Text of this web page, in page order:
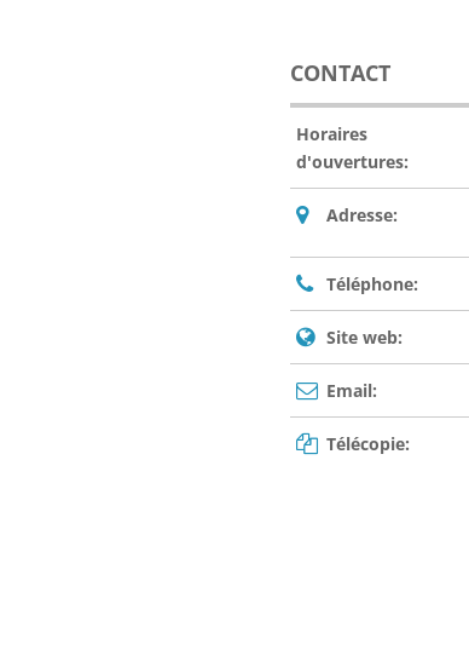
CONTACT
Horaires
d'ouvertures:
Adresse:
Téléphone:
Site web:
Email:
Télécopie: